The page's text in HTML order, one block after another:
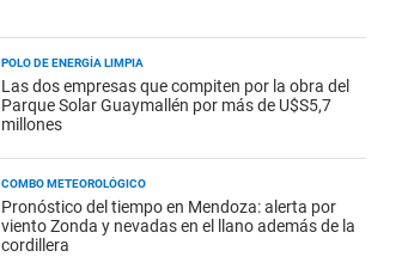
POLO DE ENERGÍA LIMPIA
Las dos empresas que compiten por la obra del
Parque Solar Guaymallén por más de U$S5,7
millones
COMBO METEOROLÓGICO
Pronóstico del tiempo en Mendoza: alerta por
viento Zonda y nevadas en el llano además de la
cordillera